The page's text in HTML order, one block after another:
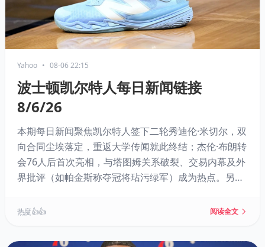
Yahoo • 08-06 22:15
波士顿凯尔特人每日新闻链接
8/6/26
本期每日新闻聚焦凯尔特人签下二轮秀迪伦·米切尔，双
向合同尘埃落定，重返大学传闻就此终结；杰伦·布朗转
会76人后首次亮相，与塔图姆关系破裂、交易内幕及外
界批评（如帕金斯称夺冠将玷污绿军）成为热点。另有
等消息，以及NBA 2K27相关话题。
热度 👍👍 阅读全文